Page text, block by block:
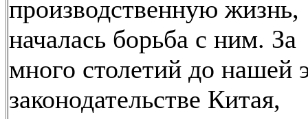
производственную жизнь,
началась борьба с ним. За
много столетий до нашей
законодательстве Китая,